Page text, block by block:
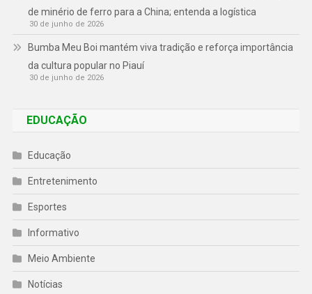
de minério de ferro para a China; entenda a logística
30 de junho de 2026
Bumba Meu Boi mantém viva tradição e reforça importância
da cultura popular no Piauí
30 de junho de 2026
EDUCAÇÃO
Educação
Entretenimento
Esportes
Informativo
Meio Ambiente
Notícias